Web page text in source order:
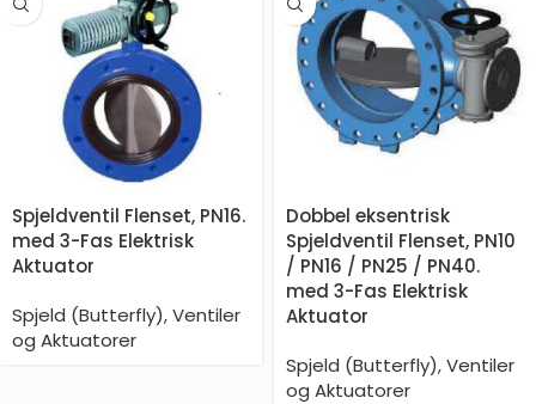
Spjeldventil Flenset, PN16.
med 3-Fas Elektrisk
Aktuator
Spjeld (Butterfly),Ventiler
og Aktuatorer
Dobbel eksentrisk
Spjeldventil Flenset, PN10
/ PN16 / PN25 / PN40.
med 3-Fas Elektrisk
Aktuator
Spjeld (Butterfly),Ventiler
og Aktuatorer